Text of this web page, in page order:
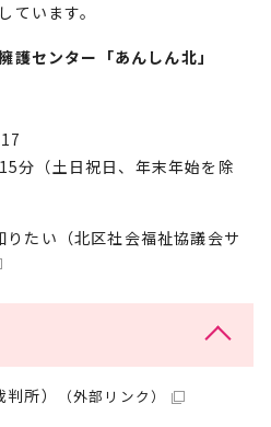
ています。
センター「あんしん北」
分（土日祝日、年末年始を除
たい（北区社会福祉協議会サ
所） （外部リンク）